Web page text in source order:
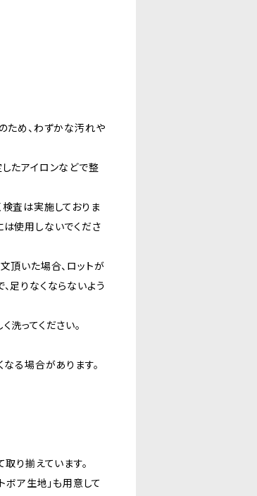
ため、わずかな汚れや
たアイロンなどで整
査は実施しておりま
使用しないでくださ
頂いた場合、ロットが
足りなくならないよう
ってください。
る場合があります。
り揃えています。
ボア生地」も用意して